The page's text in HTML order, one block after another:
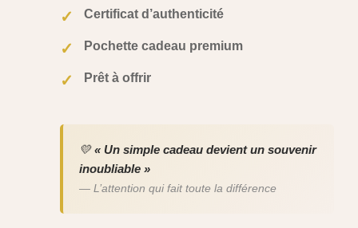
✓ Certificat d’authenticité
✓ Pochette cadeau premium
✓ Prêt à offrir
💛« Un simple cadeau devient un souvenir
inoubliable »
— L’attention qui fait toute la différence